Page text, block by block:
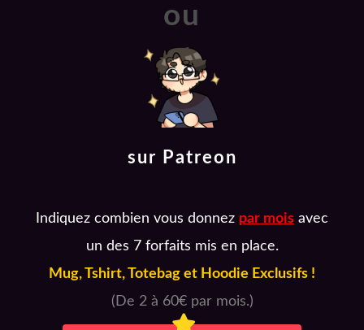
ou
sur Patreon
Indiquez combien vous donnez par mois avec
un des 7 forfaits mis en place.
Mug, Tshirt, Totebag et Hoodie Exclusifs !
(De 2 à 60€ par mois.)